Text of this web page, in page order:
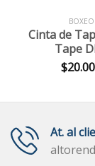
BOXEO
Cinta de
Tape
$
At. al